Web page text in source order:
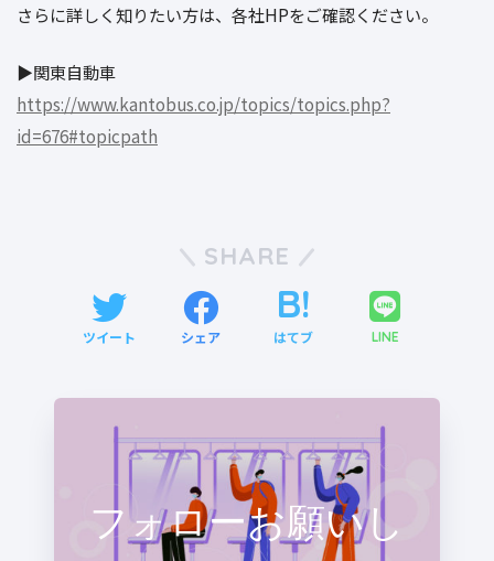
さらに詳しく知りたい方は、各社HPをご確認ください。
▶︎関東自動車
https://www.kantobus.co.jp/topics/topics.php?
id=676#topicpath
SHARE
ツイート シェア はてブ LINE
フォローお願いし